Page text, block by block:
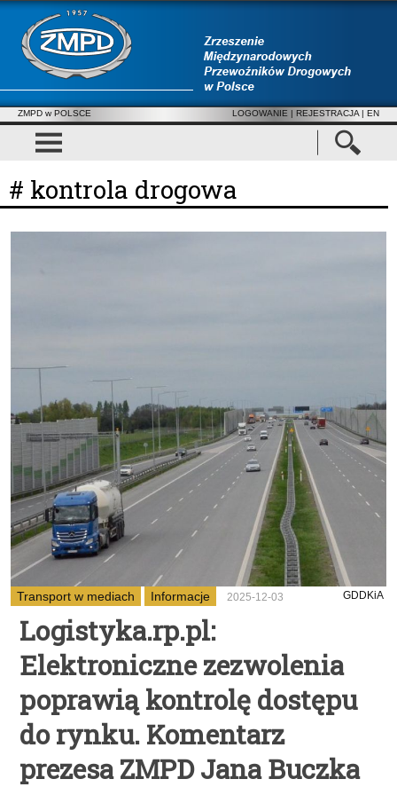
ZMPD w POLSCE LOGOWANIE | REJESTRACJA | EN
# kontrola drogowa
Transport w mediach Informacje 2025-12-03 GDDKiA
Logistyka.rp.pl:
Elektroniczne zezwolenia
poprawią kontrolę dostępu
do rynku. Komentarz
prezesa ZMPD Jana Buczka